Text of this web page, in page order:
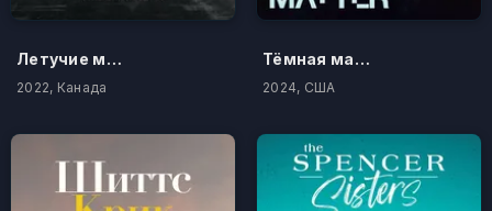
Летучие медики
2022, Канада
Тёмная материя
2024, США